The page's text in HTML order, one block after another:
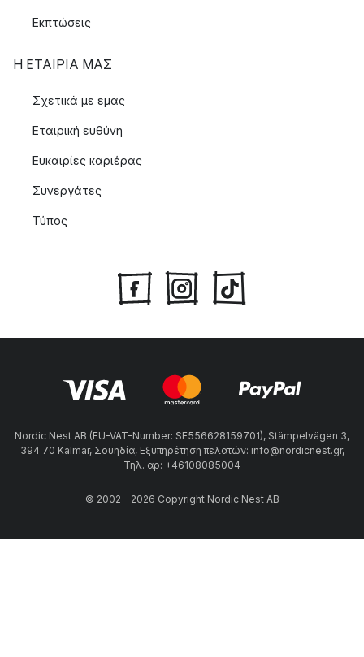
Εκπτώσεις
Η ΕΤΑΊΡΙΑ ΜΑΣ
Σχετικά με εμας
Εταιρική ευθύνη
Ευκαιρίες καριέρας
Συνεργάτες
Τύπος
Nordic Nest AB (EU-VAT-Number: SE556628159701), Stämpelvägen 3,
394 70 Kalmar, Σουηδία, Εξυπηρέτηση πελατών: info@nordicnest.gr,
Τηλ. αρ: +46108085004
© 2002 - 2026 Copyright Nordic Nest AB